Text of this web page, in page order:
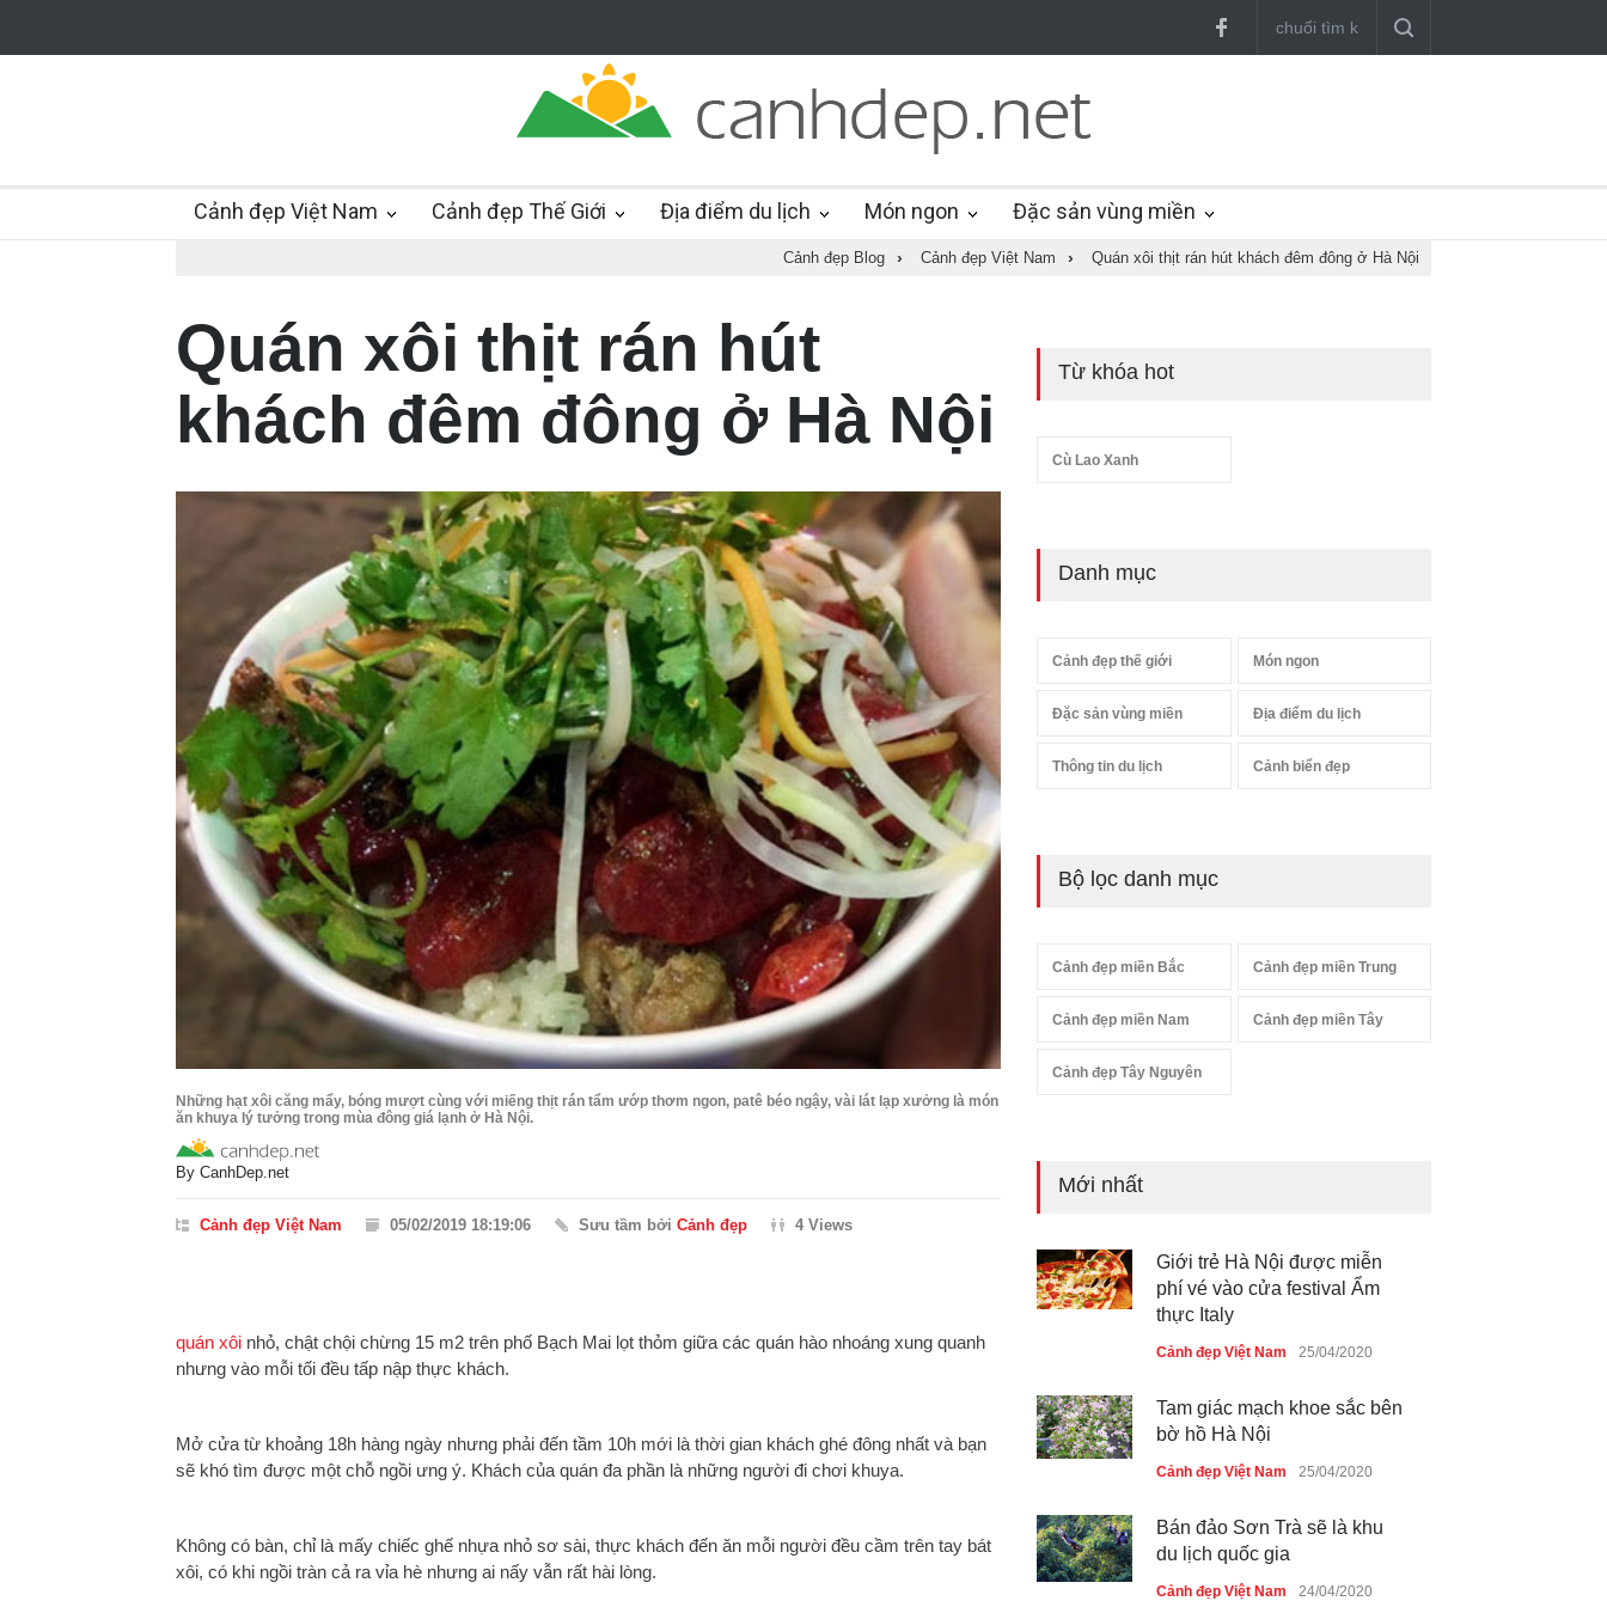
Cảnh đẹp Việt Nam Cảnh đẹp Thế Giới Địa điểm du lịch Món ngon Đặc sản vùng miền
Cảnh đẹp Blog › Cảnh đẹp Việt Nam › Quán xôi thịt rán hút khách đêm đông ở Hà Nội
Quán xôi thịt rán hút
khách đêm đông ở Hà Nội
Những hạt xôi căng mẩy, bóng mượt cùng với miếng thịt rán tẩm ướp thơm ngon, patê béo ngậy, vài lát lạp xưởng là món
ăn khuya lý tưởng trong mùa đông giá lạnh ở Hà Nội.
By CanhDep.net
Cảnh đẹp Việt Nam 05/02/2019 18:19:06 Sưu tầm bởi Cảnh đẹp 4 Views
quán xôi nhỏ, chật chội chừng 15 m2 trên phố Bạch Mai lọt thỏm giữa các quán hào nhoáng xung quanh
nhưng vào mỗi tối đều tấp nập thực khách.
Mở cửa từ khoảng 18h hàng ngày nhưng phải đến tầm 10h mới là thời gian khách ghé đông nhất và bạn
sẽ khó tìm được một chỗ ngồi ưng ý. Khách của quán đa phần là những người đi chơi khuya.
Không có bàn, chỉ là mấy chiếc ghế nhựa nhỏ sơ sài, thực khách đến ăn mỗi người đều cầm trên tay bát
xôi, có khi ngồi tràn cả ra vỉa hè nhưng ai nấy vẫn rất hài lòng.
Từ khóa hot
Cù Lao Xanh
Danh mục
Cảnh đẹp thế giới Món ngon
Đặc sản vùng miền Địa điểm du lịch
Thông tin du lịch Cảnh biển đẹp
Bộ lọc danh mục
Cảnh đẹp miền Bắc Cảnh đẹp miền Trung
Cảnh đẹp miền Nam Cảnh đẹp miền Tây
Cảnh đẹp Tây Nguyên
Mới nhất
Giới trẻ Hà Nội được miễn
phí vé vào cửa festival Ẩm
thực Italy
Cảnh đẹp Việt Nam 25/04/2020
Tam giác mạch khoe sắc bên
bờ hồ Hà Nội
Cảnh đẹp Việt Nam 25/04/2020
Bán đảo Sơn Trà sẽ là khu
du lịch quốc gia
Cảnh đẹp Việt Nam 24/04/2020